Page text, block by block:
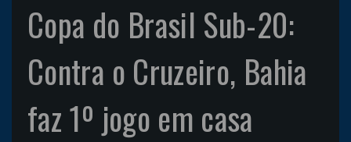
Copa do Brasil Sub-20:
Contra o Cruzeiro, Bahia
faz 1º jogo em casa